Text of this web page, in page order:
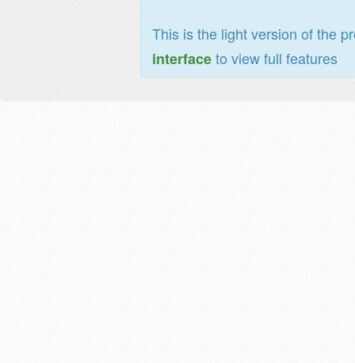
This is the light version of the
interfaceto view full features